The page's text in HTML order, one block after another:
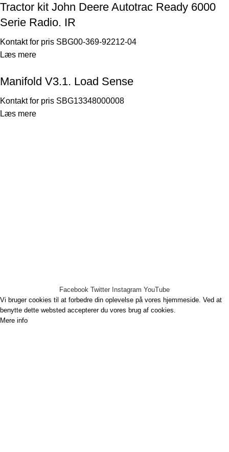
Tractor kit John Deere Autotrac Ready 6000
Serie Radio. IR
Kontakt for pris SBG00-369-92212-04
Læs mere
Manifold V3.1. Load Sense
Kontakt for pris SBG13348000008
Læs mere
Facebook Twitter Instagram YouTube
Vi bruger cookies til at forbedre din oplevelse på vores hjemmeside. Ved at
benytte dette websted accepterer du vores brug af cookies.
Mere info